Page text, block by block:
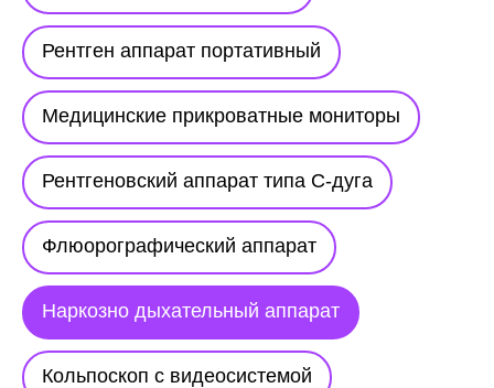
Рентген аппарат портативный
Медицинские прикроватные мониторы
Рентгеновский аппарат типа С-дуга
Флюорографический аппарат
Наркозно дыхательный аппарат
Кольпоскоп с видеосистемой